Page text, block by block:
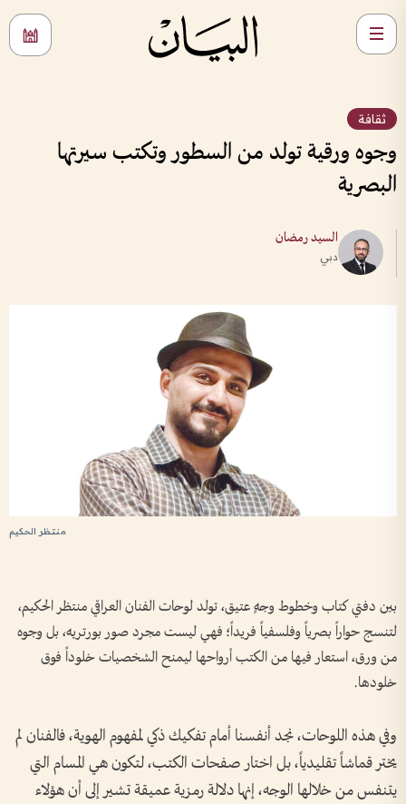
ثقافة
وجوه ورقية تولد من السطور وتكتب سيرتها
البصرية
السيد رمضان
دبي
منتظر الحكيم
بين دفتي كتاب وخطوط وجهٍ عتيق، تولد لوحات الفنان العراقي منتظر الحكيم،
لتنسج حواراً بصرياً وفلسفياً فريداً؛ فهي ليست مجرد صور بورتريه، بل وجوه
من ورق، استعار فيها من الكتب أرواحها ليمنح الشخصيات خلوداً فوق
خلودها.
وفي هذه اللوحات، نجد أنفسنا أمام تفكيك ذكي لمفهوم الهوية، فالفنان لم
يختر قماشاً تقليدياً، بل اختار صفحات الكتب، لتكون هي المسام التي
يتنفس من خلالها الوجه، إنها دلالة رمزية عميقة تشير إلى أن هؤلاء